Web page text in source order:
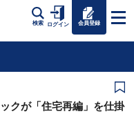
検索 ログイン 会員登録
クが「住宅再編」を仕掛